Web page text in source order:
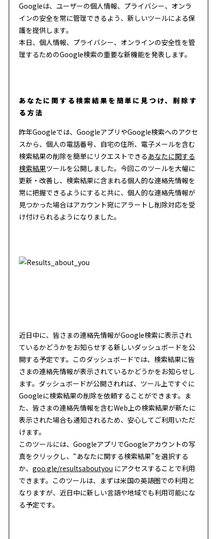
Googleは、ユーザーの個人情報、プライバシー、オンラ
インの安全を常に管理できるよう、新しいツールによる保
護を提供します。
本日、個人情報、プライバシー、オンラインの安全性を管
理するためのGoogle検索の重要な新機能を発表します。
あなたに関する検索結果を簡単に見つけ、削除す
る方法
昨年Googleでは、GoogleアプリやGoogle検索へのアクセ
スから、個人の電話番号、自宅の住所、電子メールを含む
検索結果の削除を簡単にリクエストできる あなたに関する
検索結果ツールを公開しました。今回このツールを大幅に
更新・改善し、検索結果に含まれる個人的な連絡先情報を
常に把握できるようにすると共に、個人的な連絡先情報が
見つかった場合はアカウント宛にアラートし削除対応を受
け付けられるようになりました。
近日中に、皆さまの連絡先情報がGoogle検索に表示され
ているかどうかをお知らせする新しいダッシュボードを公
開する予定です。このダッシュボードでは、検索結果に皆
さまの連絡先情報が表示されているかどうかをお知らせし
ます。ダッシュボードが公開されれば、ツール上ですぐに
Googleに検索結果の削除を依頼することができます。ま
た、皆さまの連絡先情報を含むWeb上の検索結果が新たに
表示された場合も通知されるため、安心してご利用いただ
けます。
このツールには、GoogleアプリでGoogleアカウントの写
真をクリックし、“あなたに関する検索結果”を選択する
か、 goo.gle/resultsaboutyou にアクセスすることで利用
できます。このツールは、まずは米国の英語圏での利用と
なりますが、近日中に新しい言語や地域でも利用可能にな
る予定です。